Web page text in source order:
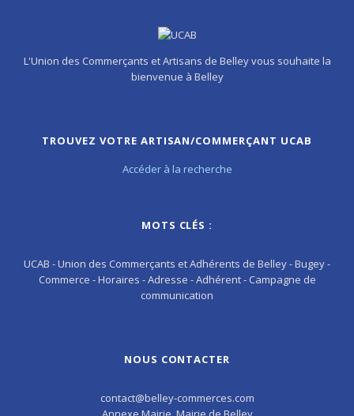
L'Union des Commerçants et Artisans de Belley vous souhaite la
bienvenue à Belley
TROUVEZ VOTRE ARTISAN/COMMERÇANT UCAB
Accéder à la recherche
MOTS CLÉS :
UCAB - Union des Commerçants et Adhérents de Belley - Bugey -
Commerce - Horaires - Adresse - Adhérent - Campagne de
communication
NOUS CONTACTER
contact@belley-commerces.com